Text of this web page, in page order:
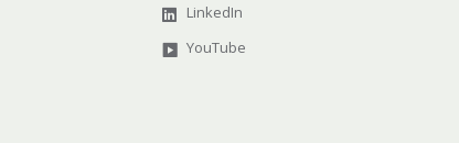
LinkedIn
YouTube